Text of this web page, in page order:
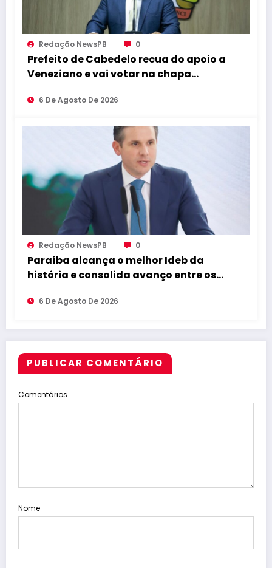
Redação NewsPB 0
Prefeito de Cabedelo recua do apoio a
Veneziano e vai votar na chapa
governista completa
6 De Agosto De 2026
Redação NewsPB 0
Paraíba alcança o melhor Ideb da
história e consolida avanço entre os
maiores do Brasil
6 De Agosto De 2026
PUBLICAR COMENTÁRIO
Comentários
Nome